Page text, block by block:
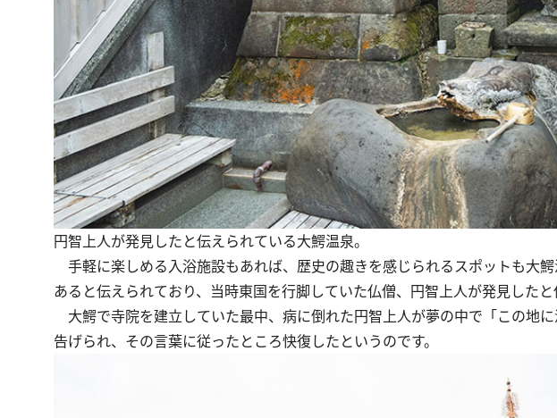
円智上人が発見したと伝えられている大鰐温泉。
手軽に楽しめる入浴施設もあれば、歴史の趣きを感じられるスポットも大
あると伝えられており、当時東国を行脚していた仏僧、円智上人が発見したと
大鰐で寺院を建立していた最中、病に倒れた円智上人が夢の中で「この地
告げられ、その言葉に従ったところ快復したというのです。